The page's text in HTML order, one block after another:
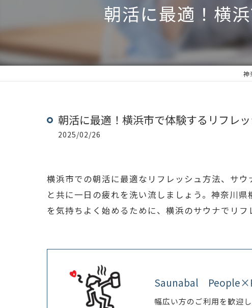
朝活に最適！横
神
朝活に最適！横浜市で体験するリフレ
2025/02/26
横浜市での朝活に最適なリフレッシュ方法、サ
と共に一日の疲れを洗い流しましょう。神奈川
を気持ちよく始めるために、横浜のサウナでリフ
Saunabal
幅広い方のご利用を歓迎